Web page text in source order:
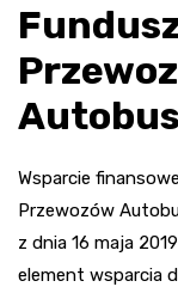
Wsparcie
Przewozów
z dnia 16 maja
element wsparcia